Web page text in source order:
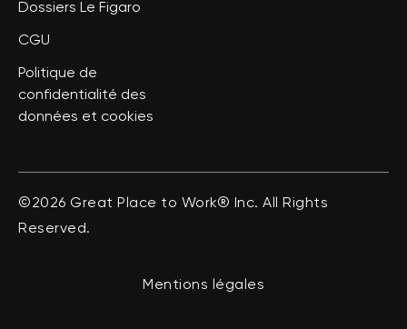
Dossiers Le Figaro
CGU
Politique de
confidentialité des
données et cookies
©2026 Great Place to Work® Inc. All Rights
Reserved.
Mentions légales